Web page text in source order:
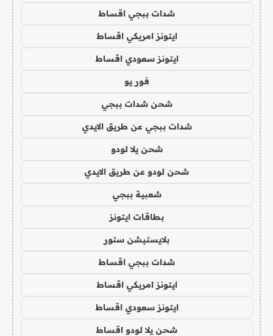
شدات ببجي اقساط
ايتونز امريكي اقساط
ايتونز سعودي اقساط
فور يو
شحن شدات ببجي
شدات ببجي عن طريق الايدي
شحن يلا لودو
شحن لودو عن طريق الايدي
شعبية ببجي
بطاقات ايتونز
بلايستيشن ستور
شدات ببجي اقساط
ايتونز امريكي اقساط
ايتونز سعودي اقساط
شحن يلا لودو اقساط